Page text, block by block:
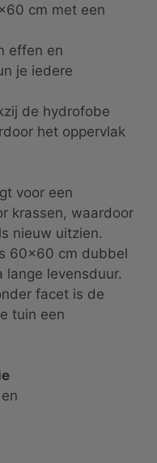
cm met een
effen en
je iedere
de hydrofobe
het oppervlak
voor een
krassen, waardoor
nieuw uitzien.
60x60 cm dubbel
lange levensduur.
facet is de
tuin een